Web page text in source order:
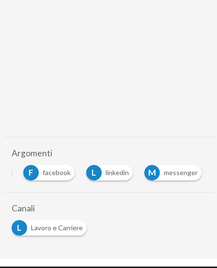
Argomenti
F facebook L linkedin M messenger
Canali
L
Lavoro e Carriere